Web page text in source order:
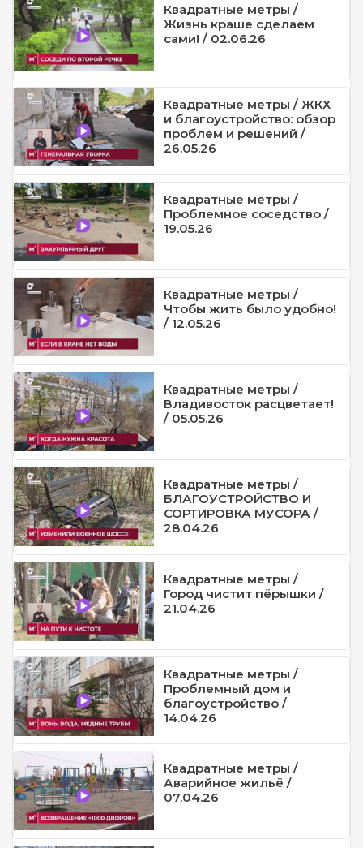
Квадратные метры /
Жизнь краше сделаем
сами! / 02.06.26
Квадратные метры / ЖКХ
и благоустройство: обзор
проблем и решений /
26.05.26
Квадратные метры /
Проблемное соседство /
19.05.26
Квадратные метры /
Чтобы жить было удобно!
/ 12.05.26
Квадратные метры /
Владивосток расцветает!
/ 05.05.26
Квадратные метры /
БЛАГОУСТРОЙСТВО И
СОРТИРОВКА МУСОРА /
28.04.26
Квадратные метры /
Город чистит пёрышки /
21.04.26
Квадратные метры /
Проблемный дом и
благоустройство /
14.04.26
Квадратные метры /
Аварийное жильё /
07.04.26